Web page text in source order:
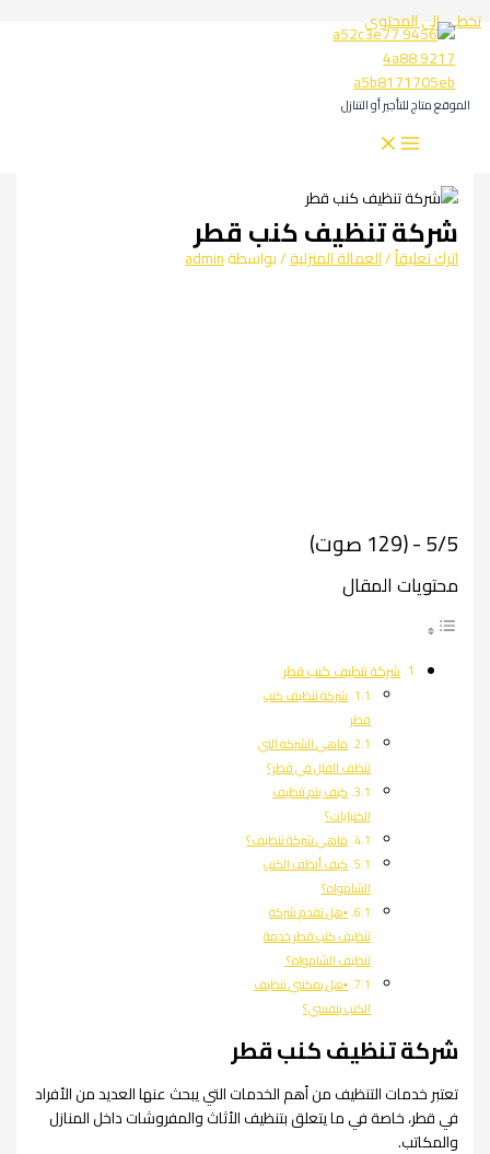
تخطي إلى المحتوى
الموقع متاج للتأجير أو التنازل
شركة تنظيف كنب قطر
اترك تعليقاً /العمالة المنزلية/ بواسطةadmin
5/5 - (129 صوت)
محتويات المقال
شركة تنظيف كنب قطر
شركة تنظيف كنب
قطر
ماهي الشركة التي
تنظف الفلل في قطر؟
كيف يتم تنظيف
الكنبايات؟
ماهي شركة تنظيف؟
كيف أنظف الكنب
الشامواه؟
▪︎هل تقدم شركة
تنظيف كنب قطر خدمة
تنظيف الشامواه؟
▪︎هل يمكنني تنظيف
الكنب بنفسي؟
شركة تنظيف كنب قطر
تعتبر خدمات التنظيف من أهم الخدمات التي يبحث عنها العديد من الأفراد
في قطر، خاصة في ما يتعلق بتنظيف الأثاث والمفروشات داخل المنازل
والمكاتب.